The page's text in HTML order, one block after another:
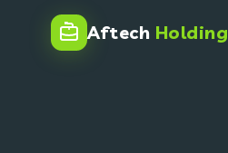
Aftech Holding